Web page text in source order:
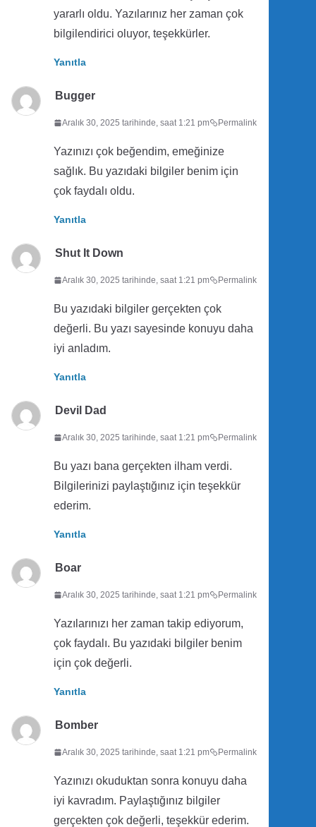
yararlı oldu. Yazılarınız her zaman çok
bilgilendirici oluyor, teşekkürler.
Yanıtla
Bugger
Aralık 30, 2025 tarihinde, saat 1:21 pm Permalink
Yazınızı çok beğendim, emeğinize
sağlık. Bu yazıdaki bilgiler benim için
çok faydalı oldu.
Yanıtla
Shut It Down
Aralık 30, 2025 tarihinde, saat 1:21 pm Permalink
Bu yazıdaki bilgiler gerçekten çok
değerli. Bu yazı sayesinde konuyu daha
iyi anladım.
Yanıtla
Devil Dad
Aralık 30, 2025 tarihinde, saat 1:21 pm Permalink
Bu yazı bana gerçekten ilham verdi.
Bilgilerinizi paylaştığınız için teşekkür
ederim.
Yanıtla
Boar
Aralık 30, 2025 tarihinde, saat 1:21 pm Permalink
Yazılarınızı her zaman takip ediyorum,
çok faydalı. Bu yazıdaki bilgiler benim
için çok değerli.
Yanıtla
Bomber
Aralık 30, 2025 tarihinde, saat 1:21 pm Permalink
Yazınızı okuduktan sonra konuyu daha
iyi kavradım. Paylaştığınız bilgiler
gerçekten çok değerli, teşekkür ederim.